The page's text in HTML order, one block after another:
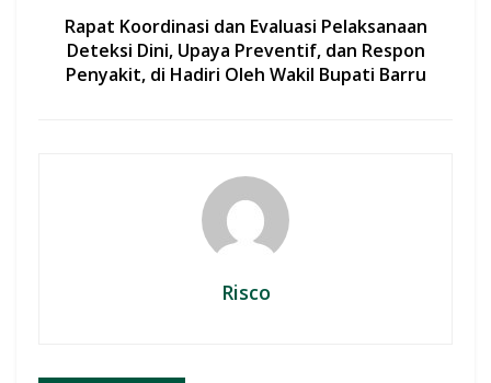
Rapat Koordinasi dan Evaluasi Pelaksanaan
Deteksi Dini, Upaya Preventif, dan Respon
Penyakit, di Hadiri Oleh Wakil Bupati Barru
Risco